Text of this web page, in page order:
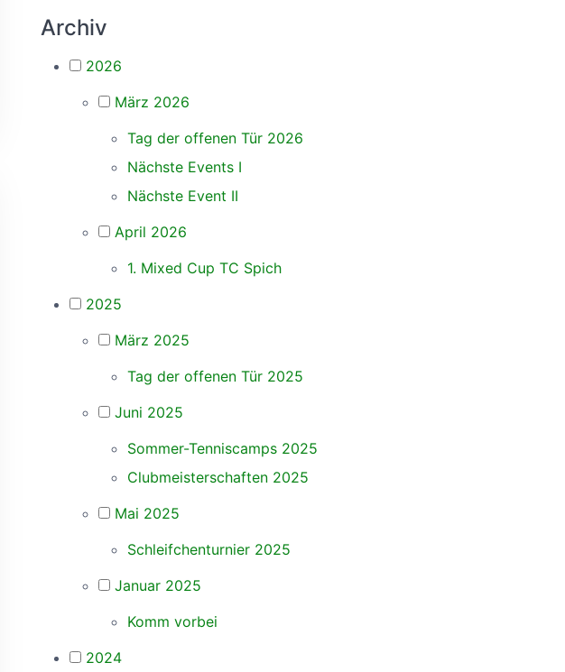
Archiv
2026
März 2026
Tag der offenen Tür 2026
Nächste Events I
Nächste Event II
April 2026
1. Mixed Cup TC Spich
2025
März 2025
Tag der offenen Tür 2025
Juni 2025
Sommer-Tenniscamps 2025
Clubmeisterschaften 2025
Mai 2025
Schleifchenturnier 2025
Januar 2025
Komm vorbei
2024